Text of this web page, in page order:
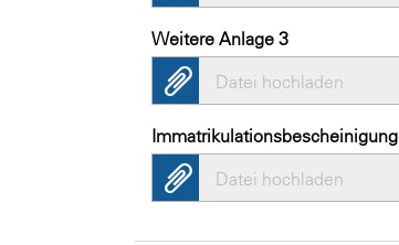
Weitere Anlage 3
Datei hochladen
Immatrikulationsbescheinigung
Datei hochladen